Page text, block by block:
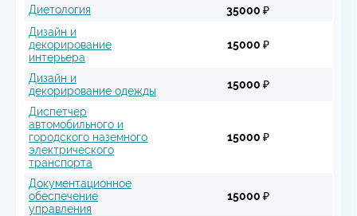
Диетология
35000 ₽
Дизайн и
декорирование
интерьера
15000 ₽
Дизайн и
декорирование одежды
15000 ₽
Диспетчер
автомобильного и
городского наземного
электрического
транспорта
15000 ₽
Документационное
обеспечение
управления
15000 ₽